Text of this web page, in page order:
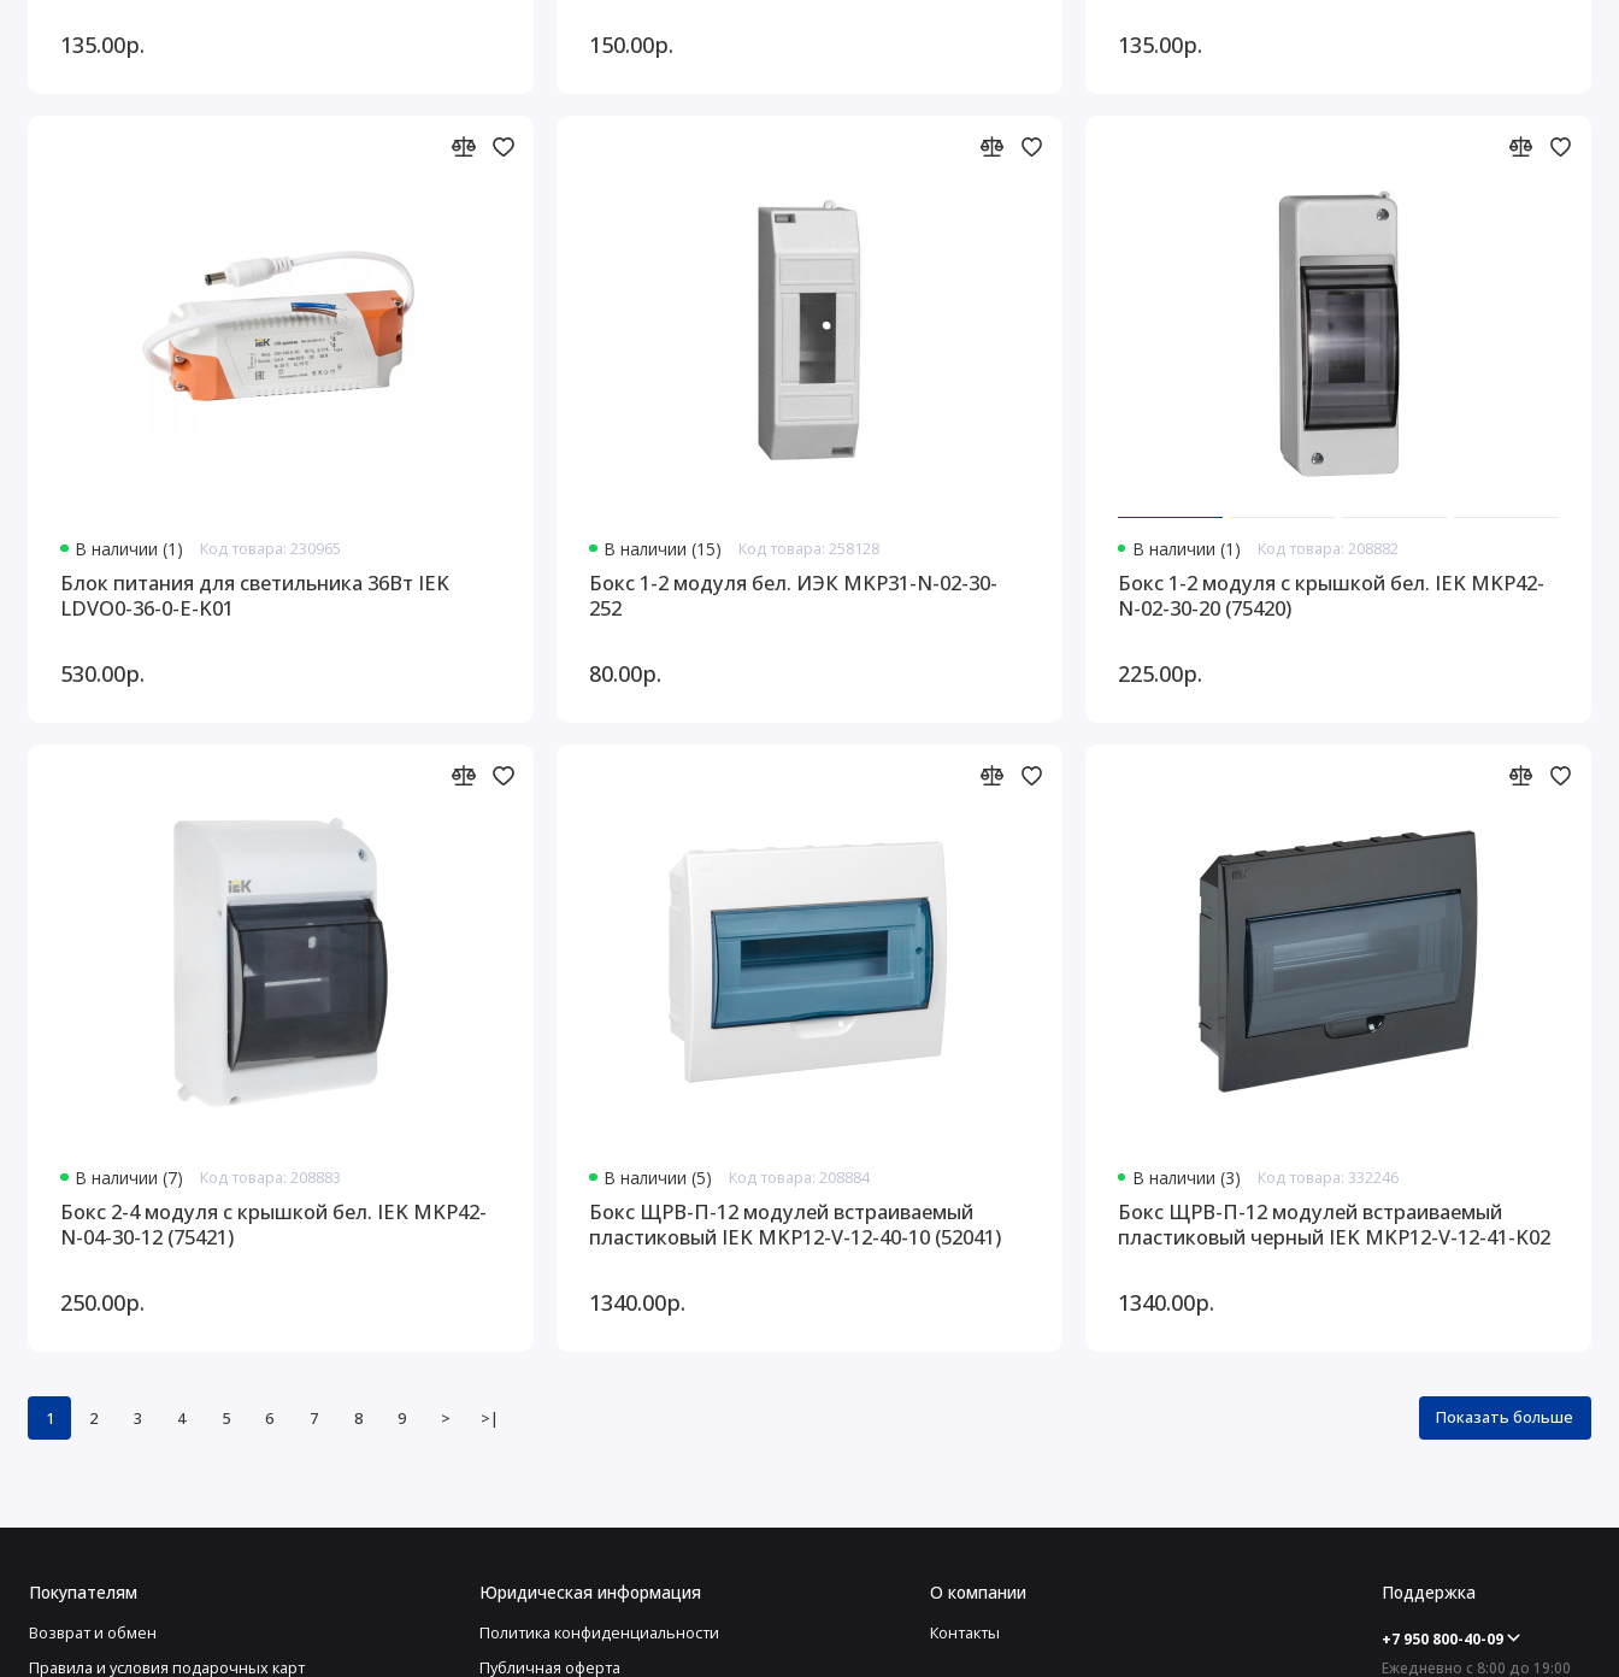
135.00р. 150.00р. 135.00р.
В наличии (1) Код товара: 230965
Блок питания для светильника 36Вт IEK
LDVO0-36-0-E-K01
530.00р.
В наличии (15) Код товара: 258128
Бокс 1-2 модуля бел. ИЭК MKP31-N-02-30-
252
80.00р.
В наличии (1) Код товара: 208882
Бокс 1-2 модуля с крышкой бел. IEK MKP42-
N-02-30-20 (75420)
225.00р.
В наличии (7) Код товара: 208883
Бокс 2-4 модуля с крышкой бел. IEK MKP42-
N-04-30-12 (75421)
250.00р.
В наличии (5) Код товара: 208884
Бокс ЩРВ-П-12 модулей встраиваемый
пластиковый IEK MKP12-V-12-40-10 (52041)
1340.00р.
В наличии (3) Код товара: 332246
Бокс ЩРВ-П-12 модулей встраиваемый
пластиковый черный IEK MKP12-V-12-41-K02
1340.00р.
1 2 3 4 5 6 7 8 9 > >| Показать больше
Покупателям
Возврат и обмен
Правила и условия подарочных карт
Юридическая информация
Политика конфиденциальности
Публичная оферта
О компании
Контакты
Поддержка
+7 950 800-40-09
Ежедневно с 8:00 до 19:00